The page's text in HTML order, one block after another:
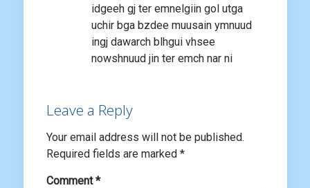
idgeeh gj ter emnelgiin gol utga
uchir bga bzdee muusain ymnuud
ingj dawarch blhgui vhsee
nowshnuud jin ter emch nar ni
Leave a Reply
Your email address will not be published.
Required fields are marked *
Comment*